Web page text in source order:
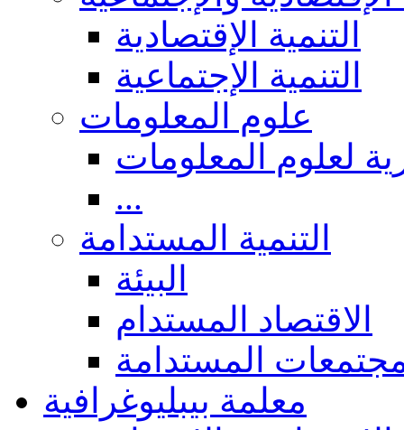
التنمية الإقتصادية
التنمية الإجتماعية
علوم المعلومات
لعلوم المعلومات
...
التنمية المستدامة
البيئة
الاقتصاد المستدام
المستدامة
معلمة بيبليوغرافية